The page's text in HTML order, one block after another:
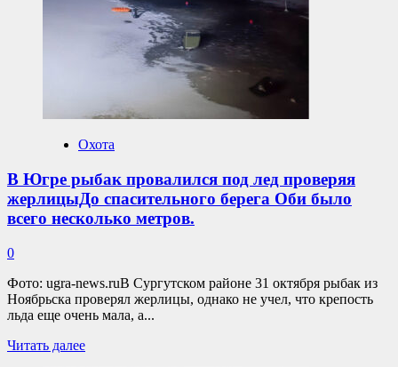
подбросили
трассуВедется
с
медведем,
на
дороге
водителями.
Охота
В Югре рыбак провалился под лед проверяя
жерлицыДо спасительного берега Оби было
всего несколько метров.
0
Фото: ugra-news.ruВ Сургутском районе 31 октября рыбак из
Ноябрьска проверял жерлицы, однако не учел, что крепость
льда еще очень мала, а...
Читать далееПрочитать